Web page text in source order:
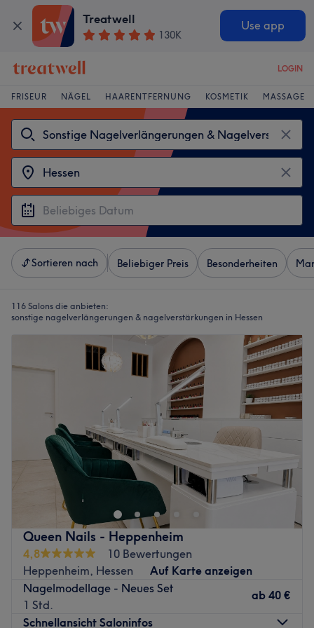
Treatwell
130K
Use app
LOGIN
FRISEUR NÄGEL HAARENTFERNUNG KOSMETIK MASSAGE
Sortieren nach Beliebiger Preis Besonderheiten
116 Salons die anbieten:
sonstige nagelverlängerungen & nagelverstärkungen in Hessen
Queen Nails - Heppenheim
4,8
10 Bewertungen
Heppenheim, Hessen
Auf Karte anzeigen
Nagelmodellage - Neues Set
1 Std.
ab 40 €
Schnellansicht Saloninfos